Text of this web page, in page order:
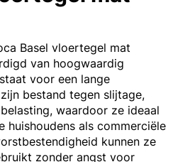
Basel vloertegel mat
van hoogwaardig
voor een lange
bestand tegen slijtage,
waardoor ze ideaal
huishoudens als commerciële
kunnen ze
zonder angst voor